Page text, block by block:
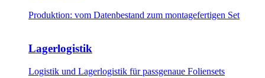
Produktion: vom Datenbestand zum montagefertigen Set
Lagerlogistik
Logistik und Lagerlogistik für passgenaue Foliensets